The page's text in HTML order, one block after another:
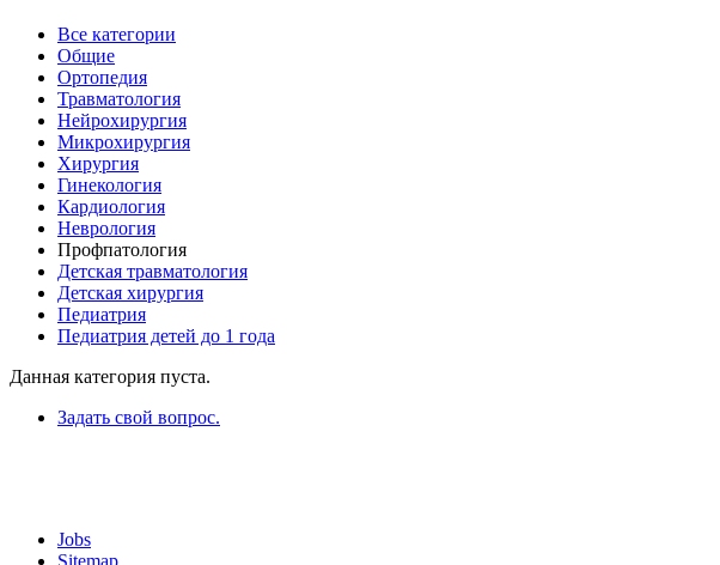
Все категории
Общие
Ортопедия
Травматология
Нейрохирургия
Микрохирургия
Хирургия
Гинекология
Кардиология
Неврология
Профпатология
Детская травматология
Детская хирургия
Педиатрия
Педиатрия детей до 1 года
Данная категория пуста.
Задать свой вопрос.
Jobs
Sitemap